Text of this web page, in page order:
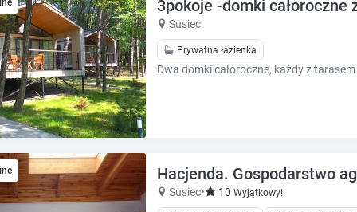
c
a
l
e
n
d
a
r
a
n
d
s
l
e
n
d
3pokoje -domki
Susiec
Prywatna łazienka
Hacjenda. Gospodarstwo
Susiec• 10 Wyjątkowy!